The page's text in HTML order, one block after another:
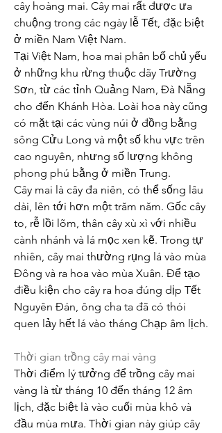
cây hoàng mai. Cây mai rất được ưa
chuộng trong các ngày lễ Tết, đặc biệt
ở miền Nam Việt Nam.
Tại Việt Nam, hoa mai phân bố chủ yếu
ở những khu rừng thuộc dãy Trường
Sơn, từ các tỉnh Quảng Nam, Đà Nẵng
cho đến Khánh Hòa. Loài hoa này cũng
có mặt tại các vùng núi ở đồng bằng
sông Cửu Long và một số khu vực trên
cao nguyên, nhưng số lượng không
phong phú bằng ở miền Trung.
Cây mai là cây đa niên, có thể sống lâu
dài, lên tới hơn một trăm năm. Gốc cây
to, rễ lồi lõm, thân cây xù xì với nhiều
cành nhánh và lá mọc xen kẽ. Trong tự
nhiên, cây mai thường rụng lá vào mùa
Đông và ra hoa vào mùa Xuân. Để tạo
điều kiện cho cây ra hoa đúng dịp Tết
Nguyên Đán, ông cha ta đã có thói
quen lảy hết lá vào tháng Chạp âm lịch.
Thời gian trồng cây mai vàng
Thời điểm lý tưởng để trồng cây mai
vàng là từ tháng 10 đến tháng 12 âm
lịch, đặc biệt là vào cuối mùa khô và
đầu mùa mưa. Thời gian này giúp cây